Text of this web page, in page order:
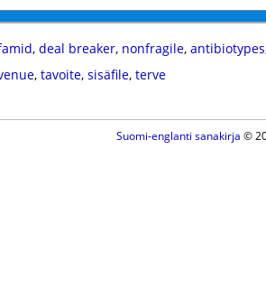
, deal breaker, nonfragile, antibiotypes
, tavoite, sisäfile, terve
Suomi-englanti sanakirja ©